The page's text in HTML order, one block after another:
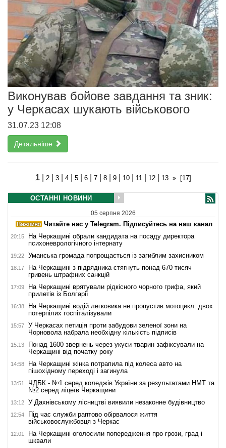
Виконував бойове завдання та зник:
у Черкасах шукають військового
31.07.23 12:08
Детальніше
1| 2| 3| 4| 5| 6| 7| 8| 9| 10| 11 12| 13 » [17]
ОСТАННІ НОВИНИ
05 серпня 2026
Читайте нас у Telegram. Підписуйтесь на наш канал
20:15
На Черкащині обрали кандидата на посаду директора
психоневрологічного інтернату
19:22 Уманська громада попрощається із загиблим захисником
18:17
На Черкащині з підрядника стягнуть понад 670 тисяч
гривень штрафних санкцій
17:09
На Черкащині врятували рідкісного чорного грифа, який
прилетів із Болгарії
16:38
На Черкащині водій легковика не пропустив мотоцикл: двох
потерпілих госпіталізували
15:57
У Черкасах петиція проти забудови зеленої зони на
Чорновола набрала необхідну кількість підписів
15:13
Понад 1600 звернень через укуси тварин зафіксували на
Черкащині від початку року
14:58
На Черкащині жінка потрапила під колеса авто на
пішохідному переході і загинула
13:51
ЧДБК - №1 серед коледжів України за результатами НМТ та
№2 серед ліцеїв Черкащини
13:12 У Дахнівському лісництві виявили незаконне будівництво
12:54
Під час служби раптово обірвалося життя
військовослужбовця з Черкас
12:01
На Черкащині оголосили попередження про грози, град і
шквали